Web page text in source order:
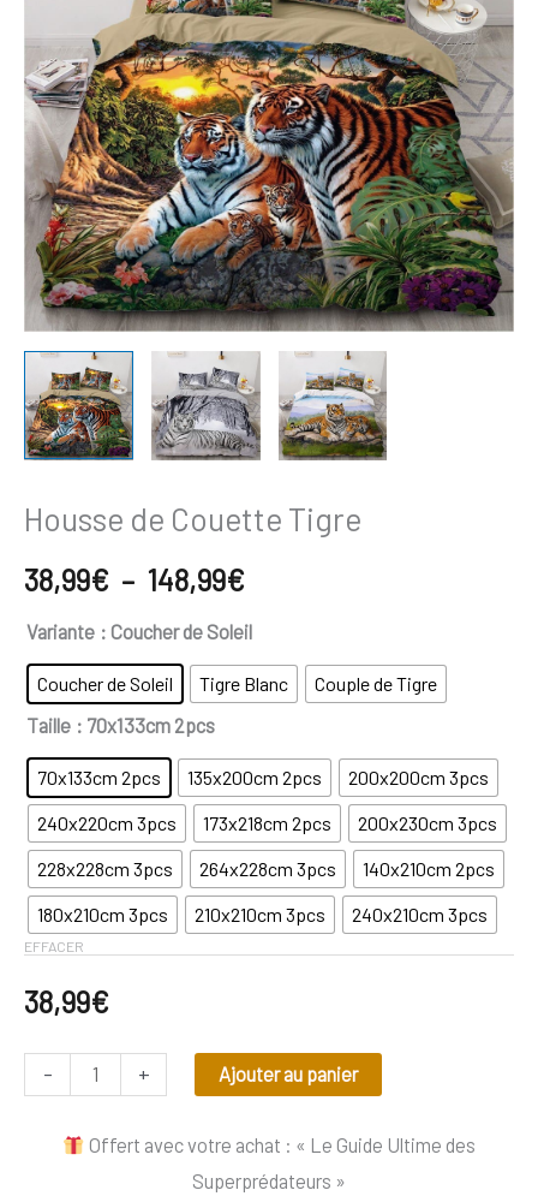
Housse de Couette Tigre
38,99€ – 148,99€
38,99€
à
148,99€
Variante : Coucher de Soleil
Coucher de Soleil Tigre Blanc
Couple de Tigre
Taille : 70x133cm 2pcs
70x133cm 2pcs 135x200cm 2pcs
200x200cm 3pcs
240x220cm 3pcs
173x218cm 2pcs
200x230cm 3pcs
228x228cm 3pcs
264x228cm 3pcs
140x210cm 2pcs
180x210cm 3pcs
210x210cm 3pcs 240x210cm 3pcs
EFFACER
38,99€
-
Tigre
+ Ajouter au panier
Offert avec votre achat : « Le Guide Ultime des
Superprédateurs »